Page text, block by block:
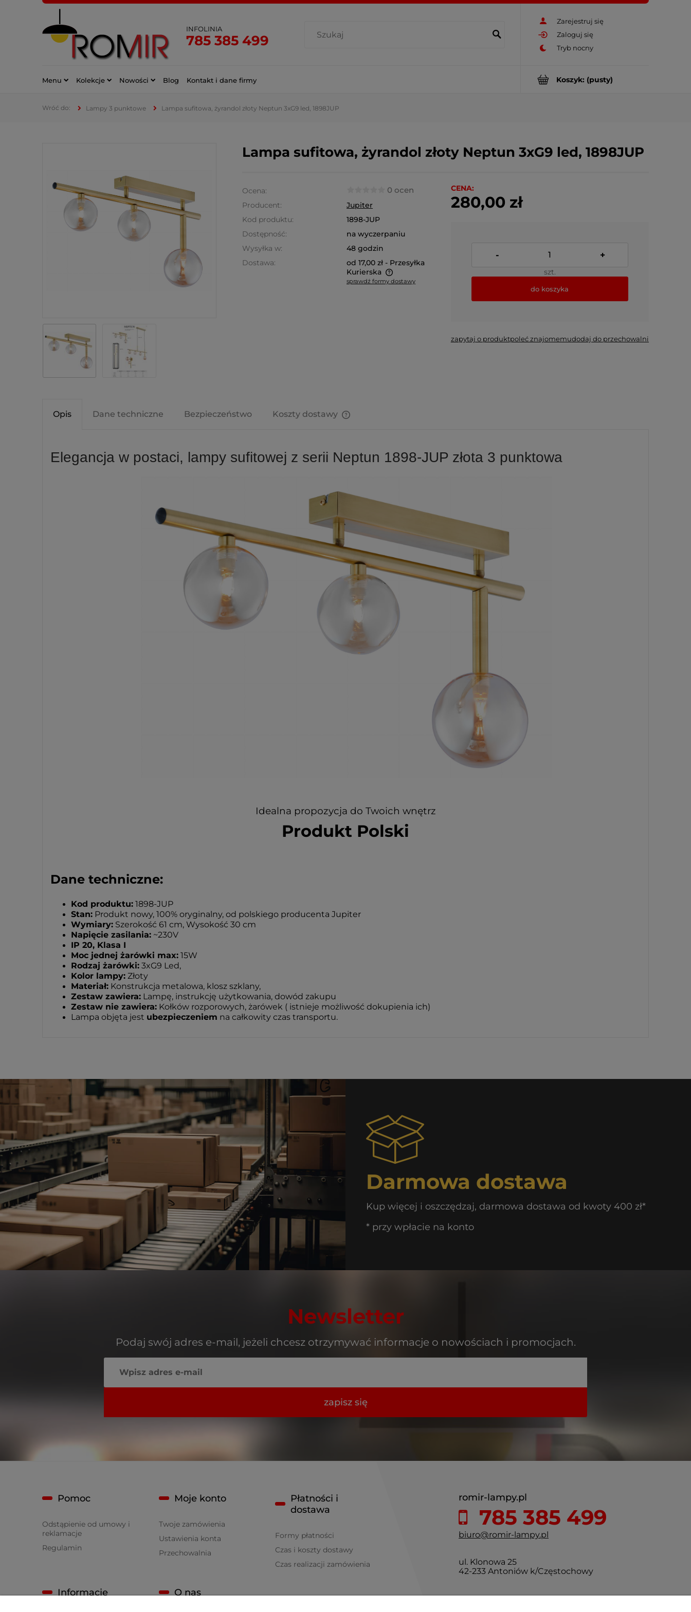
Zarejestruj się
Zaloguj się
INFOLINIA
785 385 499
Koszyk: (pusty)
Menu Kolekcje Nowości Blog Kontakt i dane firmy
Lampy 3 punktowe Lampa sufitowa, żyrandol złoty Neptun 3xG9 led, 1898JUP
Lampa sufitowa, żyrandol złoty Neptun 3xG9 led, 1898JUP
Ocena: 0 ocen
Producent:
Jupiter
Kod produktu:
1898-JUP
Dostępność:
na wyczerpaniu
Wysyłka w:
48 godzin
Dostawa:
od 17,00 zł - Przesyłka
Kurierska
sprawdź formy dostawy
CENA:
280,00 zł
- +
szt.
do koszyka
zapytaj o produktpoleć znajomemudodaj do przechowalni
Opis Dane techniczne Bezpieczeństwo Koszty dostawy
Elegancja w postaci, lampy sufitowej z serii Neptun 1898-JUP złota 3 punktowa
Idealna propozycja do Twoich wnętrz
Produkt Polski
Dane techniczne:
Kod produktu: 1898-JUP
Stan: Produkt nowy, 100% oryginalny, od polskiego producenta Jupiter
Wymiary: Szerokość 61 cm, Wysokość 30 cm
Napięcie zasilania: ~230V
IP 20, Klasa I
Moc jednej żarówki max: 15W
Rodzaj żarówki: 3xG9 Led,
Kolor lampy: Złoty
Materiał: Konstrukcja metalowa, klosz szklany,
Zestaw zawiera: Lampę, instrukcję użytkowania, dowód zakupu
Zestaw nie zawiera: Kołków rozporowych, żarówek ( istnieje możliwość dokupienia ich)
Lampa objęta jest ubezpieczeniem na całkowity czas transportu.
Darmowa dostawa
Kup więcej i oszczędzaj, darmowa dostawa od kwoty 400 zł*
* przy wpłacie na konto
Newsletter
Podaj swój adres e-mail, jeżeli chcesz otrzymywać informacje o nowościach i promocjach.
zapisz się
romir-lampy.pl
785 385 499
biuro@romir-lampy.pl
ul. Klonowa 25
42-233 Antoniów k/Częstochowy
Pomoc
Odstąpienie od umowy i
reklamacje
Regulamin
Moje konto
Twoje zamówienia
Ustawienia konta
Przechowalnia
Płatności i
dostawa
Formy płatności
Czas i koszty dostawy
Czas realizacji zamówienia
Informacje O nas